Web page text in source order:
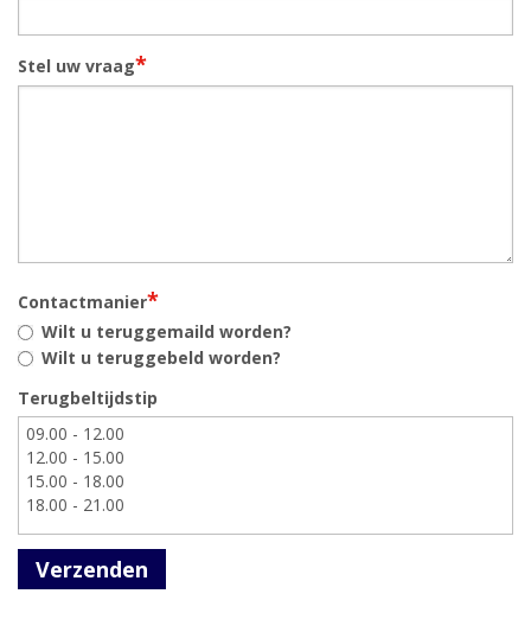
Stel uw vraag*
Contactmanier*
Wilt u teruggemaild worden?
Wilt u teruggebeld worden?
Terugbeltijdstip
Verzenden